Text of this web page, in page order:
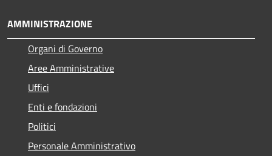
AMMINISTRAZIONE
Organi di Governo
Aree Amministrative
Uffici
Enti e fondazioni
Politici
Personale Amministrativo